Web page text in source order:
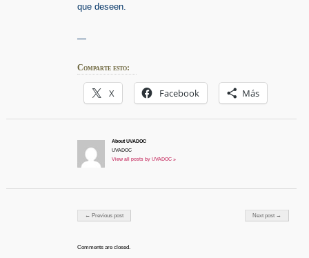
que deseen.
—
Comparte esto:
X Facebook Más
About UVADOC
UVADOC
View all posts by UVADOC »
Post navigation
← Previous post Next post →
Comments are closed.